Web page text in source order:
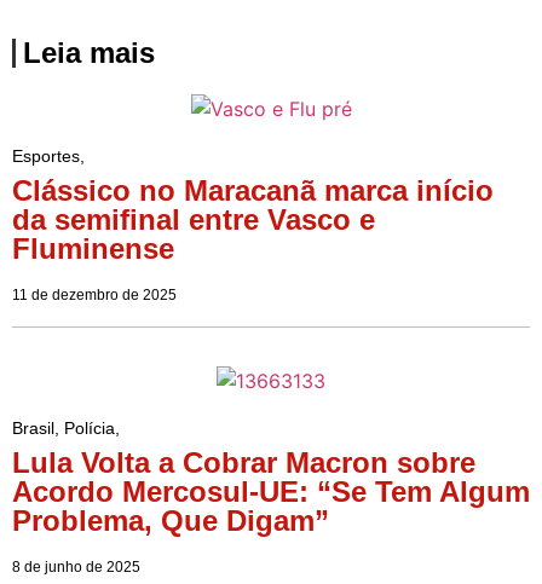
Leia mais
Esportes
Clássico no Maracanã marca início
da semifinal entre Vasco e
Fluminense
11 de dezembro de 2025
Brasil Polícia
Lula Volta a Cobrar Macron sobre
Acordo Mercosul-UE: “Se Tem Algum
Problema, Que Digam”
8 de junho de 2025